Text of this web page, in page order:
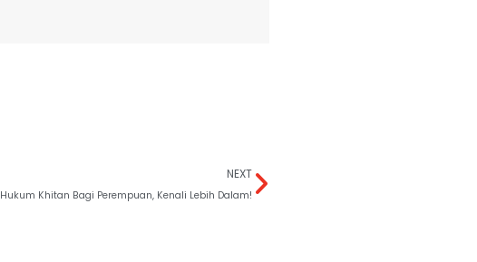
NEXT
Hukum Khitan Bagi Perempuan, Kenali Lebih Dalam!